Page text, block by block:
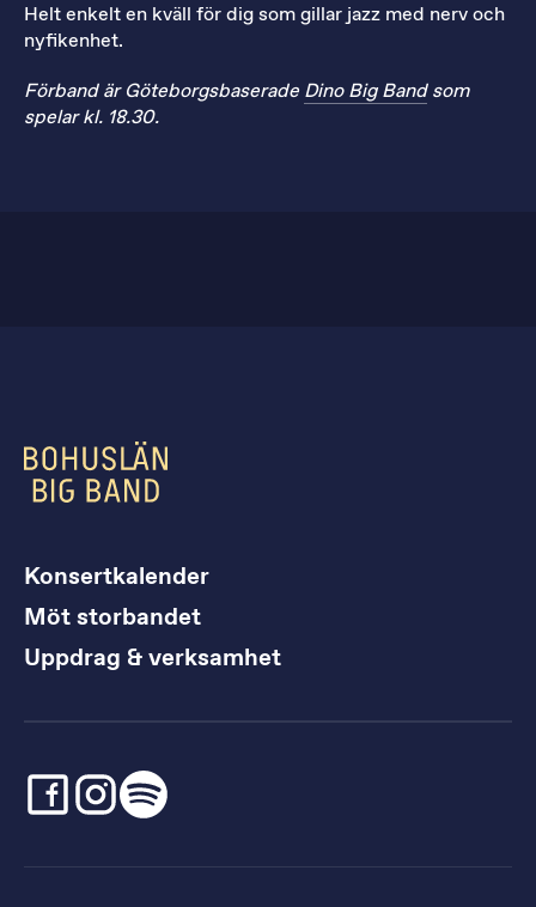
Helt enkelt en kväll för dig som gillar jazz med nerv och
nyfikenhet.
Förband är GöteborgsbaseradeDino Big Bandsom
spelar kl. 18.30.
Konsertkalender
Möt storbandet
Uppdrag & verksamhet